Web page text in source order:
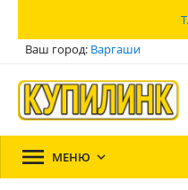
Ваш город: Варгаши
 МЕНЮ 